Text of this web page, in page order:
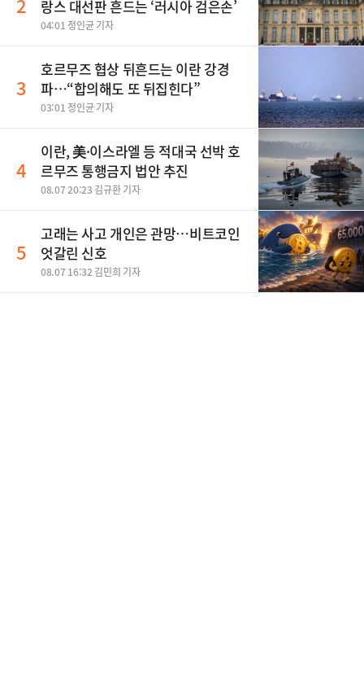
랑스 대선판 흔드는 ‘러시아 검은손’
04:01 정인균 기자
3
호르무즈 협상 뒤흔드는 이란 강경
파…“합의해도 또 뒤집힌다”
03:01 정인균 기자
4
이란, 美·이스라엘 등 적대국 선박 호
르무즈 통행금지 법안 추진
08.07 20:23 김규환 기자
5
고래는 사고 개인은 관망…비트코인
엇갈린 신호
08.07 16:32 김민희 기자